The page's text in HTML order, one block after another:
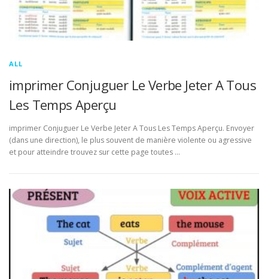
ALL
imprimer Conjuguer Le Verbe Jeter A Tous
Les Temps Aperçu
imprimer Conjuguer Le Verbe Jeter A Tous Les Temps Aperçu. Envoyer
(dans une direction), le plus souvent de manière violente ou agressive
et pour atteindre trouvez sur cette page toutes …